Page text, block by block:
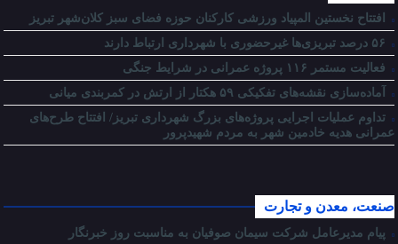
افتتاح نخستین المپیاد ورزشی کارکنان حوزه فضای سبز کلان‌شهر تبریز
فعالیت مستمر ۱۱۶ پروژه عمرانی در شرایط جنگی
آماده‌سازی نقشه‌های تفکیکی ۵۹ هکتار از ارتش در کمربندی میانی
تداوم عملیات اجرایی پروژه‌های بزرگ شهرداری تبریز/ افتتاح طرح‌های
عمرانی هدیه خادمین شهر به مردم شهیدپرور
صنعت، معدن و تجارت
پیام مدیرعامل شرکت سیمان صوفیان به مناسبت روز خبرنگار